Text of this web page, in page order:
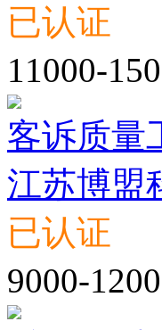
已认证
11000-
客诉质量
江苏博盟
已认证
9000-